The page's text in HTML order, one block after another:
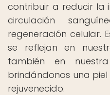
contribuir a reducir la
circulación
regeneración celular.
se reflejan en
también en
brindándonos una
rejuvenecido.